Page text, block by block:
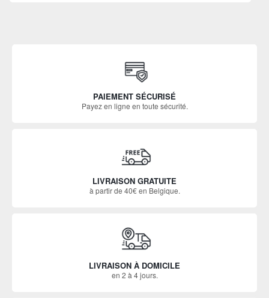
PAIEMENT SÉCURISÉ
Payez en ligne en toute sécurité.
LIVRAISON GRATUITE
à partir de 40€ en Belgique.
LIVRAISON À DOMICILE
en 2 à 4 jours.